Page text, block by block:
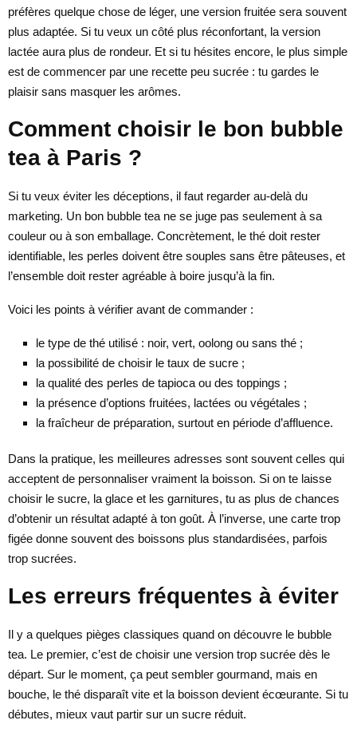
préfères quelque chose de léger, une version fruitée sera souvent
plus adaptée. Si tu veux un côté plus réconfortant, la version
lactée aura plus de rondeur. Et si tu hésites encore, le plus simple
est de commencer par une recette peu sucrée : tu gardes le
plaisir sans masquer les arômes.
Comment choisir le bon bubble
tea à Paris ?
Si tu veux éviter les déceptions, il faut regarder au-delà du
marketing. Un bon bubble tea ne se juge pas seulement à sa
couleur ou à son emballage. Concrètement, le thé doit rester
identifiable, les perles doivent être souples sans être pâteuses, et
l’ensemble doit rester agréable à boire jusqu’à la fin.
Voici les points à vérifier avant de commander :
le type de thé utilisé : noir, vert, oolong ou sans thé ;
la possibilité de choisir le taux de sucre ;
la qualité des perles de tapioca ou des toppings ;
la présence d’options fruitées, lactées ou végétales ;
la fraîcheur de préparation, surtout en période d’affluence.
Dans la pratique, les meilleures adresses sont souvent celles qui
acceptent de personnaliser vraiment la boisson. Si on te laisse
choisir le sucre, la glace et les garnitures, tu as plus de chances
d’obtenir un résultat adapté à ton goût. À l’inverse, une carte trop
figée donne souvent des boissons plus standardisées, parfois
trop sucrées.
Les erreurs fréquentes à éviter
Il y a quelques pièges classiques quand on découvre le bubble
tea. Le premier, c’est de choisir une version trop sucrée dès le
départ. Sur le moment, ça peut sembler gourmand, mais en
bouche, le thé disparaît vite et la boisson devient écœurante. Si tu
débutes, mieux vaut partir sur un sucre réduit.